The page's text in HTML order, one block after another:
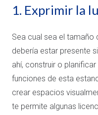
1. Exprimir la
Sea cual sea el tamaño
debería estar presente
ahí, construir o
funciones de esta
crear espacios
te permite algunas